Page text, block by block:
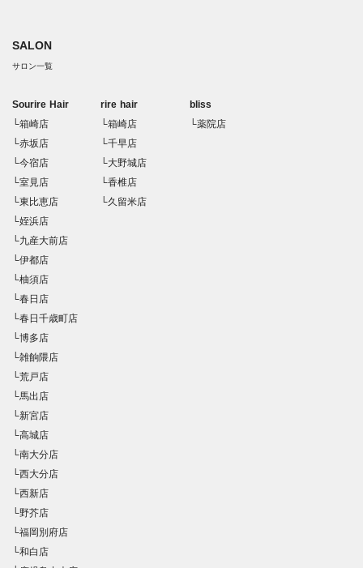
SALON
サロン一覧
Sourire Hair
└箱崎店
└赤坂店
└今宿店
└室見店
└東比恵店
└姪浜店
└九産大前店
└伊都店
└柚須店
└春日店
└春日千歳町店
└博多店
└雑餉隈店
└荒戸店
└馬出店
└新宮店
└高城店
└南大分店
└西大分店
└西新店
└野芥店
└福岡別府店
└和白店
rire hair
└箱崎店
└千早店
└大野城店
└香椎店
└久留米店
bliss
└薬院店